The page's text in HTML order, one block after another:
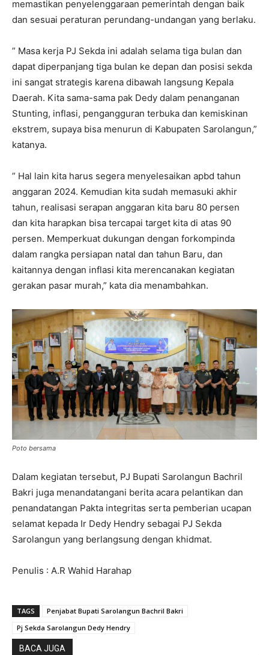
memastikan penyelenggaraan pemerintah dengan baik
dan sesuai peraturan perundang-undangan yang berlaku.
” Masa kerja PJ Sekda ini adalah selama tiga bulan dan
dapat diperpanjang tiga bulan ke depan dan posisi sekda
ini sangat strategis karena dibawah langsung Kepala
Daerah. Kita sama-sama pak Dedy dalam penanganan
Stunting, inflasi, pengangguran terbuka dan kemiskinan
ekstrem, supaya bisa menurun di Kabupaten Sarolangun,”
katanya.
” Hal lain kita harus segera menyelesaikan apbd tahun
anggaran 2024. Kemudian kita sudah memasuki akhir
tahun, realisasi serapan anggaran kita baru 80 persen
dan kita harapkan bisa tercapai target kita di atas 90
persen. Memperkuat dukungan dengan forkompinda
dalam rangka persiapan natal dan tahun Baru, dan
kaitannya dengan inflasi kita merencanakan kegiatan
gerakan pasar murah,” kata dia menambahkan.
Poto bersama
Dalam kegiatan tersebut, PJ Bupati Sarolangun Bachril
Bakri juga menandatangani berita acara pelantikan dan
penandatangan Pakta integritas serta pemberian ucapan
selamat kepada Ir Dedy Hendry sebagai PJ Sekda
Sarolangun yang berlangsung dengan khidmat.
Penulis : A.R Wahid Harahap
TAGS
Penjabat Bupati Sarolangun Bachril Bakri
Pj Sekda Sarolangun Dedy Hendry
BACA JUGA